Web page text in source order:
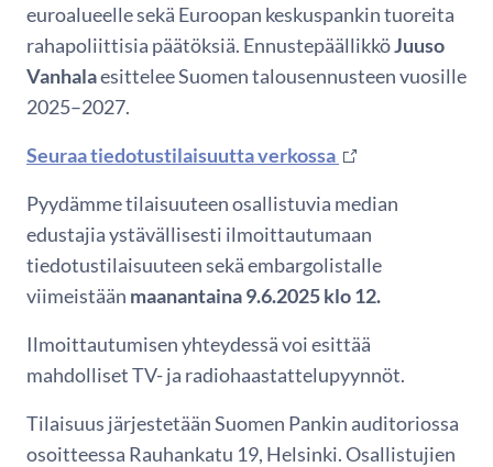
euroalueelle sekä Euroopan keskuspankin tuoreita
rahapoliittisia päätöksiä. EnnustepäällikköJuuso
Vanhalaesittelee Suomen talousennusteen vuosille
2025–2027.
Seuraa tiedotustilaisuutta verkossa
Pyydämme tilaisuuteen osallistuvia median
edustajia ystävällisesti ilmoittautumaan
tiedotustilaisuuteen sekä embargolistalle
viimeistään maanantaina 9.6.2025 klo 12.
Ilmoittautumisen yhteydessä voi esittää
mahdolliset TV- ja radiohaastattelupyynnöt.
Tilaisuus järjestetään Suomen Pankin auditoriossa
osoitteessa Rauhankatu 19, Helsinki. Osallistujien